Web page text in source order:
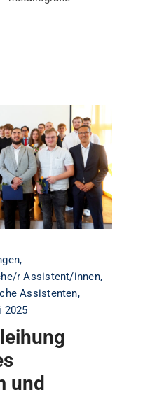
,
r Assistent/innen,
Assistenten,
2025
und